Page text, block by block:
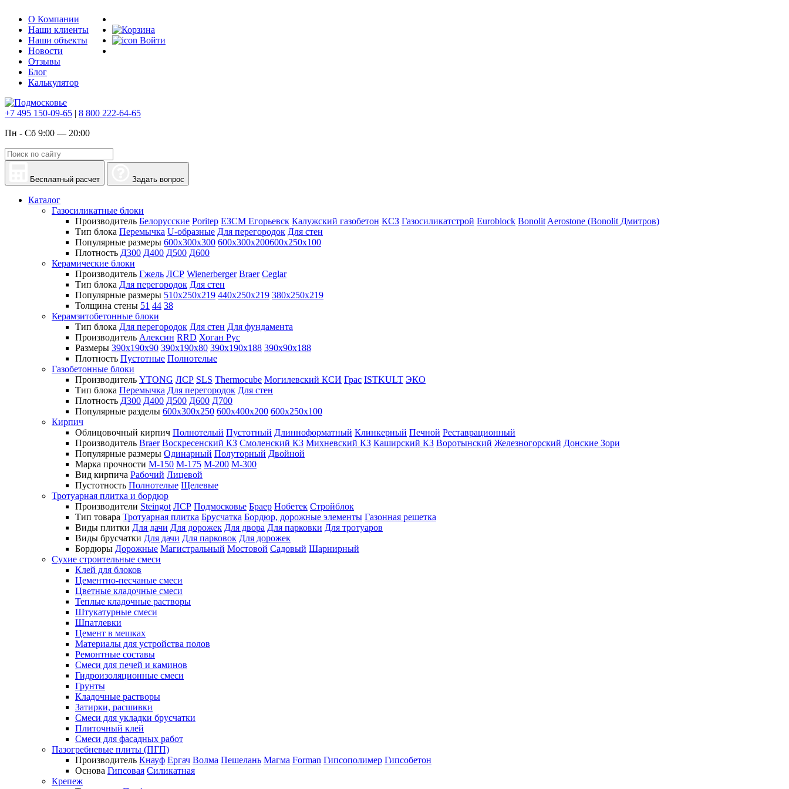
О Компании
Наши клиенты
Наши объекты
Новости
Отзывы
Блог
Калькулятор
Войти
+7 495 150-09-65 | 8 800 222-64-65
Пн - Сб 9:00 — 20:00
Бесплатный расчет Задать вопрос
Каталог
Газосиликатные блоки
Производитель Белорусские Poritep ЕЗСМ Егорьевск Калужский газобетон КСЗ Газосиликатстрой Euroblock Bonolit Aerostone (Bonolit Дмитров)
Тип блока Перемычка U-образные Для перегородок Для стен
Популярные размеры 600х300х300 600х300х200600х250х100
Плотность Д300 Д400 Д500 Д600
Керамические блоки
Производитель Гжель ЛСР Wienerberger Braer Ceglar
Тип блока Для перегородок Для стен
Популярные размеры 510х250х219 440х250х219 380х250х219
Толщина стены 51 44 38
Керамзитобетонные блоки
Тип блока Для перегородок Для стен Для фундамента
Производитель Алексин RRD Хоган Рус
Размеры 390х190х90 390х190х80 390х190х188 390х90х188
Плотность Пустотные Полнотелые
Газобетонные блоки
Производитель YTONG ЛСР SLS Thermocube Могилевский КСИ Грас ISTKULT ЭКО
Тип блока Перемычка Для перегородок Для стен
Плотность Д300 Д400 Д500 Д600 Д700
Популярные разделы 600х300х250 600х400х200 600х250х100
Кирпич
Облицовочный кирпич Полнотелый Пустотный Длинноформатный Клинкерный Печной Реставрационный
Производитель Braer Воскресенский КЗ Смоленский КЗ Михневский КЗ Каширский КЗ Воротынский Железногорский Донские Зори
Популярные размеры Одинарный Полуторный Двойной
Марка прочности М-150 М-175 М-200 М-300
Вид кирпича Рабочий Лицевой
Пустотность Полнотелые Щелевые
Тротуарная плитка и бордюр
Производители Steingot ЛСР Подмосковье Браер Нобетек Стройблок
Тип товара Тротуарная плитка Брусчатка Бордюр, дорожные элементы Газонная решетка
Виды плитки Для дачи Для дорожек Для двора Для парковки Для тротуаров
Виды брусчатки Для дачи Для парковок Для дорожек
Бордюры Дорожные Магистральный Мостовой Садовый Шарнирный
Сухие строительные смеси
Клей для блоков
Цементно-песчаные смеси
Цветные кладочные смеси
Теплые кладочные растворы
Штукатурные смеси
Шпатлевки
Цемент в мешках
Материалы для устройства полов
Ремонтные составы
Смеси для печей и каминов
Гидроизоляционные смеси
Грунты
Кладочные растворы
Затирки, расшивки
Смеси для укладки брусчатки
Плиточный клей
Смеси для фасадных работ
Пазогребневые плиты (ПГП)
Производитель Кнауф Ергач Волма Пешелань Магма Forman Гипсополимер Гипсобетон
Основа Гипсовая Силикатная
Крепеж